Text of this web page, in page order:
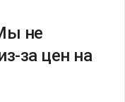
не
за цен на